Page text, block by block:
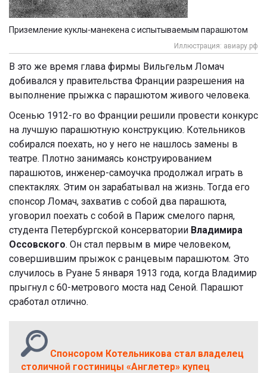
Приземление куклы-манекена с испытываемым парашютом
Иллюстрация: авиару.рф
В это же время глава фирмы Вильгельм Ломач
добивался у правительства Франции разрешения на
выполнение прыжка с парашютом живого человека.
Осенью 1912-го во Франции решили провести конкурс
на лучшую парашютную конструкцию. Котельников
собирался поехать, но у него не нашлось замены в
театре. Плотно занимаясь конструированием
парашютов, инженер-самоучка продолжал играть в
спектаклях. Этим он зарабатывал на жизнь. Тогда его
спонсор Ломач, захватив с собой два парашюта,
уговорил поехать с собой в Париж смелого парня,
студента Петербургской консерватории Владимира
Оссовского. Он стал первым в мире человеком,
совершившим прыжок с ранцевым парашютом. Это
случилось в Руане 5 января 1913 года, когда Владимир
прыгнул с 60-метрового моста над Сеной. Парашют
сработал отлично.
Спонсором Котельникова стал владелец
столичной гостиницы «Англетер» купец